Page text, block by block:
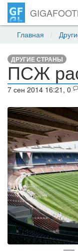
Главная
ДРУГИЕ СТРАНЫ
ПСЖ
7 сен 2014 16:21, 0